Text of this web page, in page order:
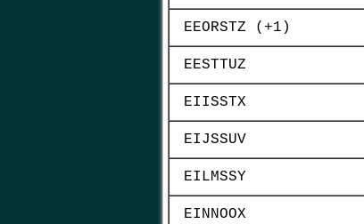
EEORSTZ (+1)
EESTTUZ
EIISSTX
EIJSSUV
EILMSSY
EINNOOX